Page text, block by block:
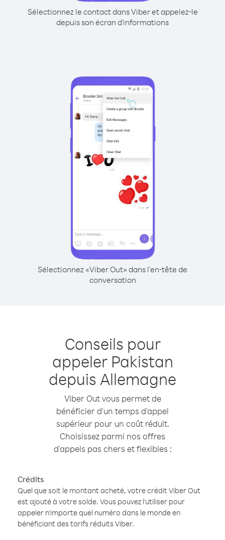
Sélectionnez le contact dans Viber et appelez-le
depuis son écran d'informations
Sélectionnez «Viber Out» dans l'en-tête de
conversation
Conseils pour
appeler Pakistan
depuis Allemagne
Viber Out vous permet de
bénéficier d'un temps d'appel
supérieur pour un coût réduit.
Choisissez parmi nos offres
d'appels pas chers et flexibles :
Crédits
Quel que soit le montant acheté, votre crédit Viber Out
est ajouté à votre solde. Vous pouvez l'utiliser pour
appeler n'importe quel numéro dans le monde en
bénéficiant des tarifs réduits Viber.